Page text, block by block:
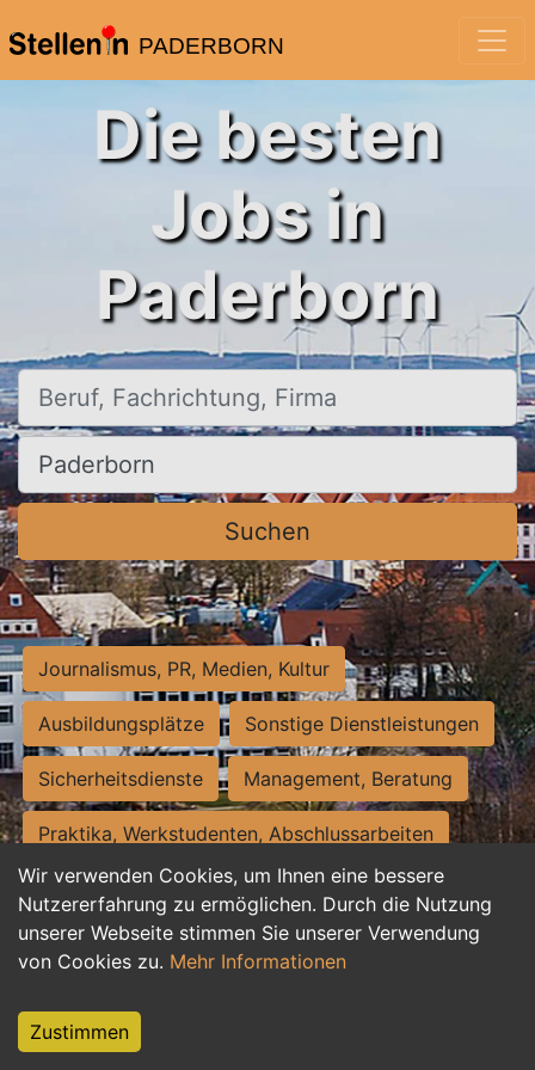
PADERBORN
Wir verwenden Cookies, um Ihnen eine bessere
Nutzererfahrung zu ermöglichen. Durch die Nutzung
unserer Webseite stimmen Sie unserer Verwendung
von Cookies zu. Mehr Informationen
Zustimmen
Die besten
Jobs in
Paderborn
Beruf, Fachrichtung, Firma
Ort, Stadt
Suchen
Journalismus, PR, Medien, Kultur
Ausbildungsplätze Sonstige Dienstleistungen
Sicherheitsdienste Management, Beratung
Praktika, Werkstudenten, Abschlussarbeiten
Personalwesen Assistenz, Sekretariat
Hilfskräfte, Aushilfs- und Nebenjobs
Weiterbildung, Studium, duale Ausbildung